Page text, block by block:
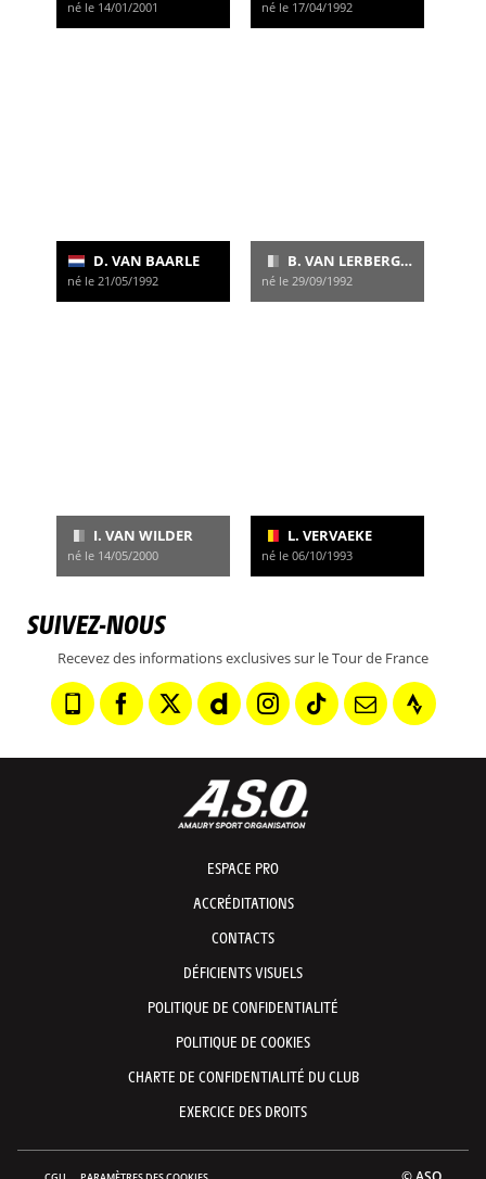
né le 14/01/2001 né le 17/04/1992
D. VAN BAARLE
né le 21/05/1992
B. VAN LERBERGHE
né le 29/09/1992
I. VAN WILDER
né le 14/05/2000
L. VERVAEKE
né le 06/10/1993
SUIVEZ-NOUS
Recevez des informations exclusives sur le Tour de France
ESPACE PRO
ACCRÉDITATIONS
CONTACTS
DÉFICIENTS VISUELS
POLITIQUE DE CONFIDENTIALITÉ
POLITIQUE DE COOKIES
CHARTE DE CONFIDENTIALITÉ DU CLUB
EXERCICE DES DROITS